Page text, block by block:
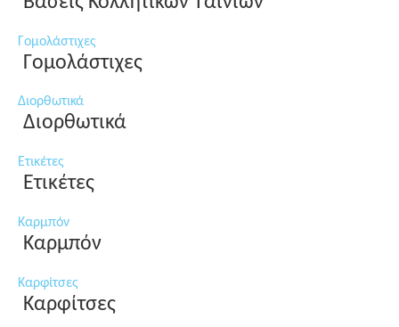
Γομολάστιχες
Γομολάστιχες
Διορθωτικά
Διορθωτικά
Ετικέτες
Ετικέτες
Καρμπόν
Καρμπόν
Καρφίτσες
Καρφίτσες